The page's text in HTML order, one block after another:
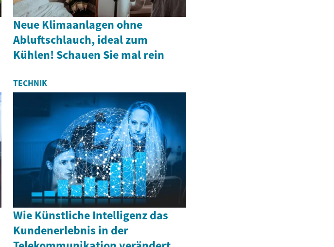
Neue Klimaanlagen ohne
Abluftschlauch, ideal zum
Kühlen! Schauen Sie mal rein
TECHNIK
Wie Künstliche Intelligenz das
Kundenerlebnis in der